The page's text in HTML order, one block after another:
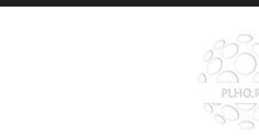
Перейти